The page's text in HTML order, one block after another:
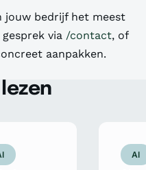
jouw bedrijf het meest
via /contact, of
aanpakken.
AI